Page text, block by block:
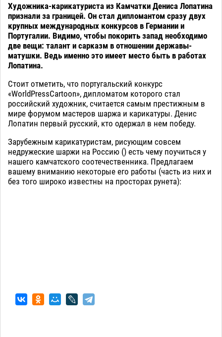
Художника-карикатуриста из Камчатки Дениса Лопатина
признали за границей. Он стал дипломантом сразу двух
крупных международных конкурсов в Германии и
Португалии. Видимо, чтобы покорить запад необходимо
две вещи: талант и сарказм в отношении державы-
матушки. Ведь именно это имеет место быть в работах
Лопатина.
Стоит отметить, что португальский конкурс
«WorldPressCartoon», дипломатом которого стал
российский художник, считается самым престижным в
мире форумом мастеров шаржа и карикатуры. Денис
Лопатин первый русский, кто одержал в нем победу.
Зарубежным карикатуристам, рисующим совсем
недружеские шаржи на Россию () есть чему поучиться у
нашего камчатского соотечественника. Предлагаем
вашему вниманию некоторые его работы (часть из них и
без того широко известны на просторах рунета):